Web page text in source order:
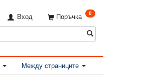
Поръчка 0
Вход
Между страниците